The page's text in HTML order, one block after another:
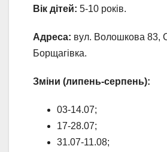
Вік дітей: 5-10 років.
Адреса: вул. Волошкова 83,
Борщагівка.
Зміни (липень-серпень):
03-14.07;
17-28.07;
31.07-11.08;